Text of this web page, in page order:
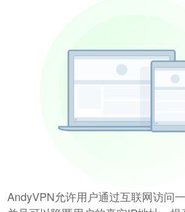
AndyVPN允许用户通过互联网访问